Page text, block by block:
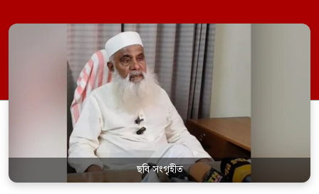
রুলিং ও সিদ্ধান্তের প্রতিবাদে ১৫ থেকে ২৫ জুন
পর্যন্ত তিনি সংসদে যাননি। মনিরুল হক চৌধুরী
বলেন, ‘আমাকে সংসদে অপমান করা হয়েছে।
স্পিকার ফোন […]
ছবি সংগৃহীত